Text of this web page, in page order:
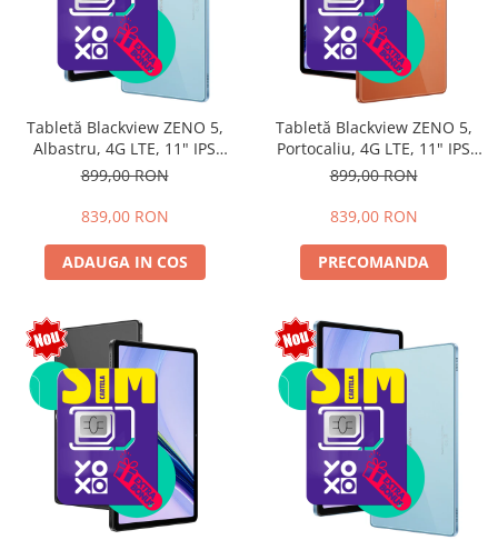
Tabletă Blackview ZENO 5,
Albastru, 4G LTE, 11" IPS
90Hz, 12GB RAM (3GB + 9GB
16, Unisoc T7250, 8300mAh,
SIM
899,00 RON
839,00 RON
ADAUGA IN COS
Tabletă Blackview ZENO 5,
Portocaliu, 4G LTE, 11" IPS
90Hz, 12GB RAM (3GB + 9GB
16, Unisoc T7250, 8300mAh,
SIM
899,00 RON
839,00 RON
PRECOMANDA